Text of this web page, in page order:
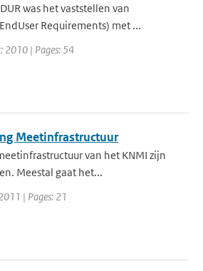
was het vaststellen van
Requirements) met ...
2010 | Pages: 54
Meetinfrastructuur
van het KNMI zijn
Meestal gaat het...
| Pages: 21